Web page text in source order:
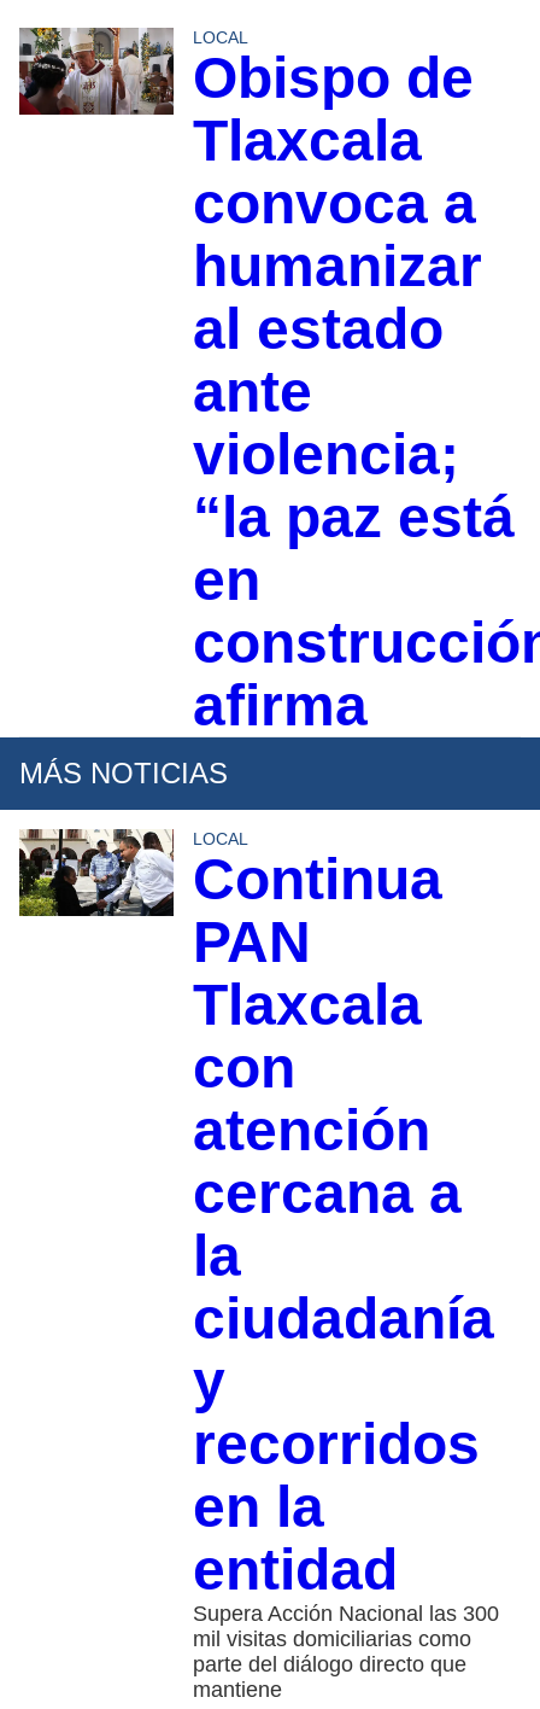
LOCAL
Obispo de
Tlaxcala
convoca a
humanizar
al estado
ante
violencia;
“la paz está
en
afirma
MÁS NOTICIAS
LOCAL
Continua
PAN
Tlaxcala
con
atención
cercana a
la
ciudadanía
y
recorridos
en la
entidad
Supera Acción Nacional las 300
mil visitas domiciliarias como
parte del diálogo directo que
mantiene